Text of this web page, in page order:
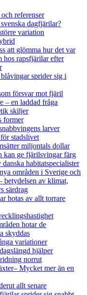
referenser
dagfjärilar?
variation
att glömma hur det var
hos rapsfjärilar efter
sprider sig i
försvar mot fjäril
– en laddad fråga
skiljer
former
larver
stadslivet
miljontals dollar
kan ge fjärilsvingar färg
habitatspecialister
områden i Sverige och
betydelsen av klimat,
särdrag
hotas av allt torrare
hotar de
skyddas
variationer
hjälper
norrut
Mycket mer än en
allt senare